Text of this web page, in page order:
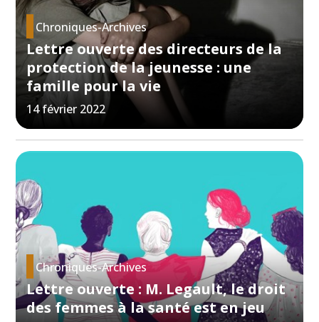
Chroniques-Archives
Lettre ouverte des directeurs de la
protection de la jeunesse : une
famille pour la vie
14 février 2022
Chroniques-Archives
Lettre ouverte : M. Legault, le droit
des femmes à la santé est en jeu